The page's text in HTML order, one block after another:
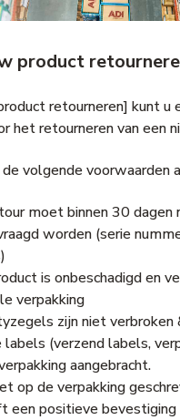
product
retourneren] kunt u
het retourneren van een
volgende voorwaarden
moet binnen 30 dagen
worden (serie
is onbeschadigd en
verpakking
zijn niet verbroken
labels (verzend labels,
aangebracht.
op de verpakking
een positieve bevestiging